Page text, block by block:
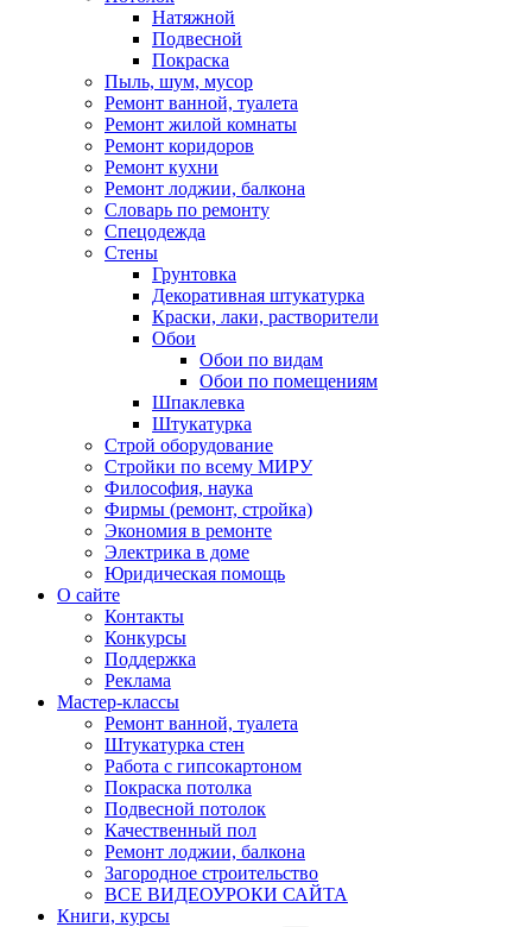
Натяжной
Подвесной
Покраска
Пыль, шум, мусор
Ремонт ванной, туалета
Ремонт жилой комнаты
Ремонт коридоров
Ремонт кухни
Ремонт лоджии, балкона
Словарь по ремонту
Спецодежда
Стены
Грунтовка
Декоративная штукатурка
Краски, лаки, растворители
Обои
Обои по видам
Обои по помещениям
Шпаклевка
Штукатурка
Строй оборудование
Стройки по всему МИРУ
Философия, наука
Фирмы (ремонт, стройка)
Экономия в ремонте
Электрика в доме
Юридическая помощь
О сайте
Контакты
Конкурсы
Поддержка
Реклама
Мастер-классы
Ремонт ванной, туалета
Штукатурка стен
Работа с гипсокартоном
Покраска потолка
Подвесной потолок
Качественный пол
Ремонт лоджии, балкона
Загородное строительство
ВСЕ ВИДЕОУРОКИ САЙТА
Книги, курсы